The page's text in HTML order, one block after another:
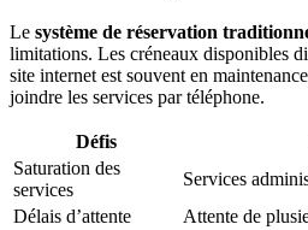
Le système de réservation
limitations. Les créneaux disponibles
site internet est souvent en
joindre les services par téléphone.
Défis
Saturation des
services
Services
Délais d’attente
Attente de